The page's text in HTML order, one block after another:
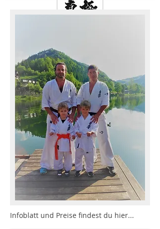
Infoblatt und Preise findest du hier...